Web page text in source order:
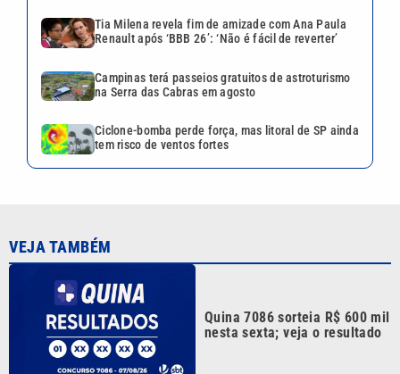
Tia Milena revela fim de amizade com Ana Paula
Renault após ‘BBB 26’: ‘Não é fácil de reverter’
Campinas terá passeios gratuitos de astroturismo
na Serra das Cabras em agosto
Ciclone-bomba perde força, mas litoral de SP ainda
tem risco de ventos fortes
VEJA TAMBÉM
Quina 7086 sorteia R$ 600 mil
nesta sexta; veja o resultado